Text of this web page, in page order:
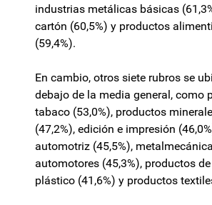
industrias metálicas básicas
cartón (60,5%) y productos
(59,4%).
En cambio, otros siete rubros se
debajo de la media general, como
tabaco (53,0%), productos
(47,2%), edición e impresión
automotriz (45,5%),
automotores (45,3%), productos
plástico (41,6%) y productos